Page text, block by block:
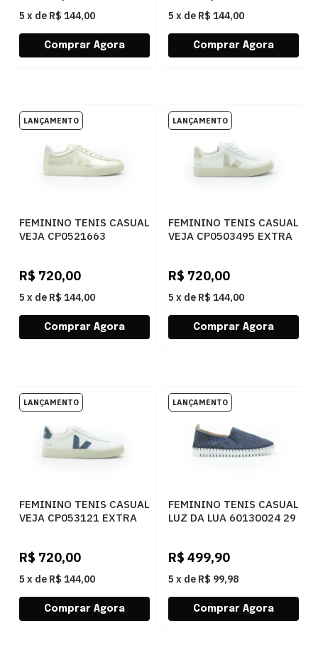
5 x de R$ 144,00 5 x de R$ 144,00
FEMININO TENIS CASUAL
VEJA CP0521663
R$ 720,00
5 x de R$ 144,00
FEMININO TENIS CASUAL
VEJA CP0503495 EXTRA
R$ 720,00
5 x de R$ 144,00
FEMININO TENIS CASUAL
VEJA CP053121 EXTRA
R$ 720,00
5 x de R$ 144,00
FEMININO TENIS CASUAL
LUZ DA LUA 60130024 29
R$ 499,90
5 x de R$ 99,98